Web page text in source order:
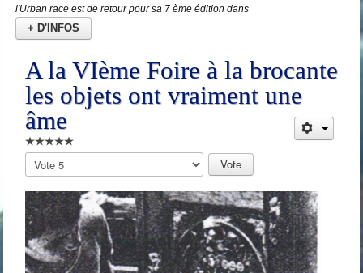
l'Urban race est de retour pour sa 7 ème édition dans
+ D'INFOS
A la VIème Foire à la brocante
les objets ont vraiment une
âme
Veuillez
voter